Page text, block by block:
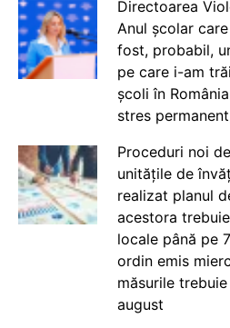
Directoarea
Anul școlar
fost, probabil,
pe care i-am
școli în
stres
Proceduri noi
unitățile de
realizat planul
acestora
locale până pe
ordin emis
măsurile
august